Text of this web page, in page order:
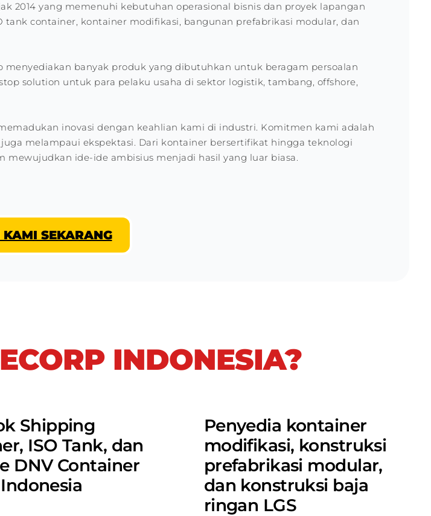
2014 yang memenuhi kebutuhan operasional bisnis dan proyek lapangan
container, kontainer modifikasi, bangunan prefabrikasi modular, dan
banyak produk yang dibutuhkan untuk beragam persoalan
solution untuk para pelaku usaha di sektor logistik, tambang, offshore,
inovasi dengan keahlian kami di industri. Komitmen kami adalah
melampaui ekspektasi. Dari kontainer bersertifikat hingga teknologi
mewujudkan ide-ide ambisius menjadi hasil yang luar biasa.
SEKARANG
INDONESIA?
Shipping
ISO Tank, dan
DNV Container
Penyedia kontainer
modifikasi, konstruksi
prefabrikasi modular,
dan konstruksi baja
ringan LGS